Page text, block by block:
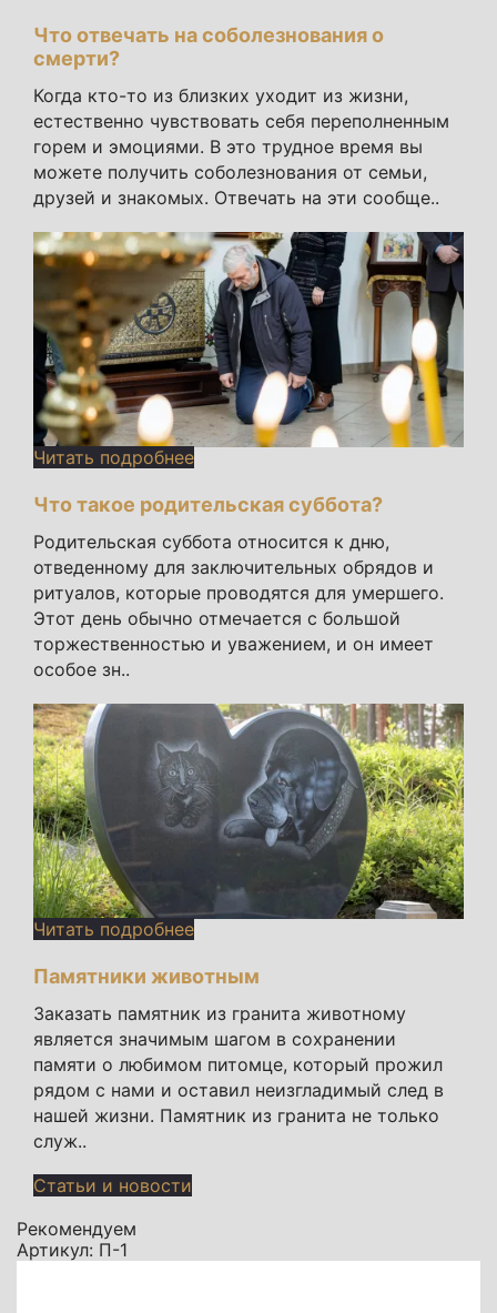
Что отвечать на соболезнования о
смерти?
Когда кто-то из близких уходит из жизни,
естественно чувствовать себя переполненным
горем и эмоциями. В это трудное время вы
можете получить соболезнования от семьи,
друзей и знакомых. Отвечать на эти сообще..
Читать подробнее
Что такое родительская суббота?
Родительская суббота относится к дню,
отведенному для заключительных обрядов и
ритуалов, которые проводятся для умершего.
Этот день обычно отмечается с большой
торжественностью и уважением, и он имеет
особое зн..
Читать подробнее
Памятники животным
Заказать памятник из гранита животному
является значимым шагом в сохранении
памяти о любимом питомце, который прожил
рядом с нами и оставил неизгладимый след в
нашей жизни. Памятник из гранита не только
служ..
Статьи и новости
Рекомендуем
Артикул: П-1